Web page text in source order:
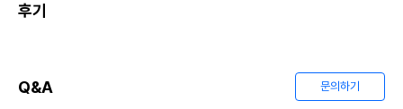
후기
Q&A 문의하기